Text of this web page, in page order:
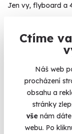
Ctíme
Náš web
procházení
obsahu a
stránky
vše nám
webu. Po
Jen vy, flyboard a
(+ 14 dalších
Volný termín
AKCE